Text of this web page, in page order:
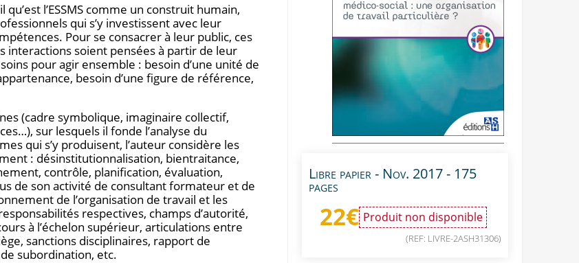
l’ESSMS comme un construit humain,
qui s’y investissent avec leur
Pour se consacrer à leur public, ces
interactions soient pensées à partir de leur
pour agir ensemble : besoin d’une unité de
besoin d’une figure de référence,
(cadre symbolique, imaginaire collectif,
sur lesquels il fonde l’analyse du
qui s’y produisent, l’auteur considère les
: désinstitutionnalisation, bientraitance,
contrôle, planification, évaluation,
de son activité de consultant formateur et de
de l’organisation de travail et les
respectives, champs d’autorité,
à l’échelon supérieur, articulations entre
sanctions disciplinaires, rapport de
subordination, etc.
Libre papier - Nov. 2017 - 175
pages
22€ Produit non disponible
(REF: LIVRE-2ASH31306)